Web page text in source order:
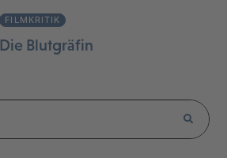
FILMKRITIK
Die Blutgräfin